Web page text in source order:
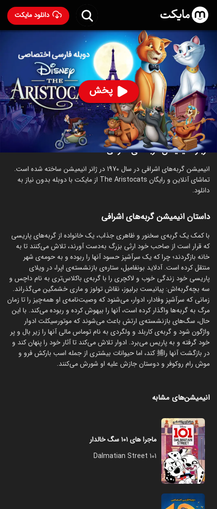
دانلود مایکت
پخش
انیمیشن گربه‌های اشرافی با دوبله فارسی
1970
۲۰۸ 91% ۷.۱
ساخت آمریکا سال 1970
رده سنی ۱۳+
انیمیشن
ماجراجویی کمدی
درباره انیمیشن گربه‌های اشرافی
انیمیشن گربه‌های اشرافی در سال 1970 در ژانر انیمیشن ساخته شده است.
تماشای آنلاین و رایگان The Aristocats از مایکت با دوبله بدون نیاز به
دانلود.
داستان انیمیشن گربه‌های اشرافی
با کمک یک گربه‌ی سخنور و ظاهری جذاب، یک خانواده از گربه‌های پاریسی
که قرار است از صاحب خود ارثی بزرگ به‌دست آورند، تلاش می‌کنند تا به
خانه بازگردند؛ چرا که یک سرآشپز حسود آنها را ربوده و به حومه‌ی شهر
منتقل کرده است. آدلاید بونفامیل، ستاره‌ی بازنشسته‌ی اپرا، در ویلاي
پاریسی خود زندگی خوب و لاکچری را با گربه‌ی باکلاس‌تری به نام داچس و
سه بچه‌گربه‌اش: پیانیست برلیوز، نقاش تولوز و ماری خشمگین می‌گذراند.
زمانی که سرآشپز وفادار، ادوار، می‌شنود که وصیت‌نامه‌ی او همه‌چیز را تا زمان
مرگ به گربه‌ها واگذار کرده است، آنها را بیهوش کرده و ربوده می‌کند. با این
حال، سگ‌های بازنشسته‌ی ارتش باعث می‌شوند که موتورسیکلت ادوار
واژگون شود و گربه‌ی کاربلد و ولگردی به نام توماس مالی آنها را زیر بال و پر
خود گرفته و به پاریس می‌برد. ادوار تلاش می‌کند تا آثار خود را پنهان کند و
در بازگشت آنها را捕 کند، اما حیوانات بیشتری از جمله اسب بارکش فرو و
موش رام روکوفر و دوستان جازش علیه او شورش می‌کنند.
انیمیشن‌های مشابه
ماجرا های ۱۰۱ سگ خالدار
101 Dalmatian Street